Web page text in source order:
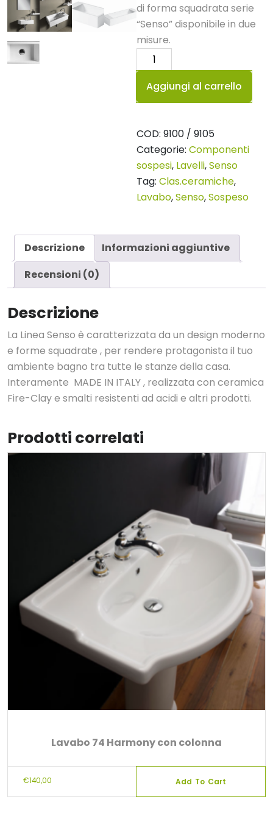
di forma squadrata serie
“Senso” disponibile in due
misure.
Lavabo
senso
25
quantità
Aggiungi al carrello
COD: 9100 / 9105
Categorie: Componenti
sospesi, Lavelli,Senso
Tag: Clas.ceramiche,
Lavabo,Senso,Sospeso
Descrizione
Informazioni aggiuntive
Recensioni (0)
Descrizione
La Linea Senso è caratterizzata da un design moderno
e forme squadrate , per rendere protagonista il tuo
ambiente bagno tra tutte le stanze della casa.
Interamente MADE IN ITALY , realizzata con ceramica
Fire-Clay e smalti resistenti ad acidi e altri prodotti.
Prodotti correlati
Lavabo 74 Harmony con colonna
€140,00 Add To Cart